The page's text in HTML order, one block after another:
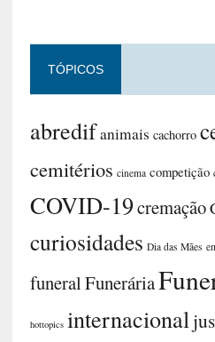
TÓPICOS
abredifanimais cachorro
cemitérios cinema competição
COVID-19cremação
curiosidades Dia das Mães
funeralFunerária
hottopics internacional